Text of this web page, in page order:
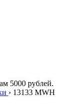
5000 рублей.
› 13133 MWH